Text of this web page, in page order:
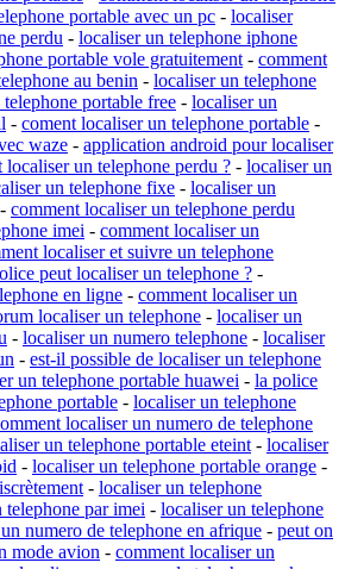
portable avec un pc - localiser
perdu - localiser un telephone iphone
portable vole gratuitement - comment
au benin - localiser un telephone
portable free - localiser un
- coment localiser un telephone portable -
waze - application android pour localiser
localiser un telephone perdu ? - localiser un
un telephone fixe - localiser un
- comment localiser un telephone perdu
imei - comment localiser un
localiser et suivre un telephone
peut localiser un telephone ? -
en ligne - comment localiser un
localiser un telephone - localiser un
- localiser un numero telephone - localiser
- est-il possible de localiser un telephone
un telephone portable huawei - la police
portable - localiser un telephone
localiser un numero de telephone
un telephone portable eteint - localiser
- localiser un telephone portable orange -
- localiser un telephone
telephone par imei - localiser un telephone
numero de telephone en afrique - peut on
mode avion - comment localiser un